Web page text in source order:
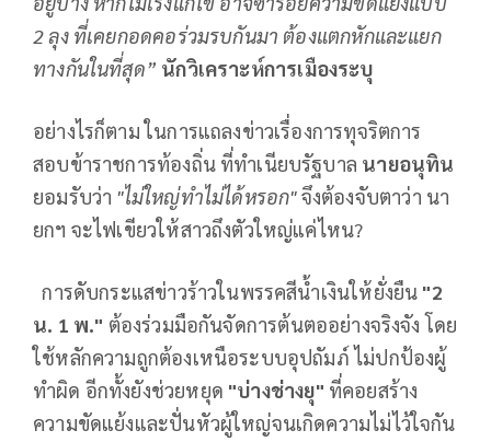
2 ลุง ที่เคยกอดคอร่วมรบกันมา ต้องแตกหักและแยก
ทางกันในที่สุด” นักวิเคราะห์การเมืองระบุ
อย่างไรก็ตาม ในการแถลงข่าวเรื่องการทุจริตการ
สอบข้าราชการท้องถิ่น ที่ทำเนียบรัฐบาล นายอนุทิน
ยอมรับว่า "ไม่ใหญ่ทําไม่ได้หรอก"จึงต้องจับตาว่า นา
ยกฯ จะไฟเขียวให้สาวถึงตัวใหญ่แค่ไหน?
การดับกระแสข่าวร้าวในพรรคสีน้ำเงินให้ยั่งยืน "2
น. 1 พ." ต้องร่วมมือกันจัดการต้นตออย่างจริงจัง โดย
ใช้หลักความถูกต้องเหนือระบบอุปถัมภ์ ไม่ปกป้องผู้
ทำผิด อีกทั้งยังช่วยหยุด "บ่างช่างยุ" ที่คอยสร้าง
ความขัดแย้งและปั่นหัวผู้ใหญ่จนเกิดความไม่ไว้ใจกัน